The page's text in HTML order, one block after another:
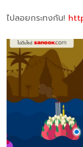
ไปลอยกระทงกัน!